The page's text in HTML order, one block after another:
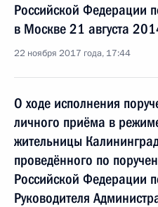
Российской Федерации
в Москве 21 августа
22 ноября 2017 года, 17:44
О ходе исполнения
личного приёма в
жительницы
проведённого по
Российской Федерации
Руководителя